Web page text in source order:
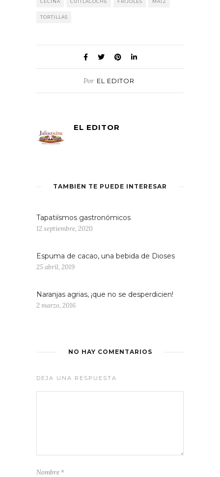
TORTILLAS
Por EL EDITOR
EL EDITOR
TAMBIÉN TE PUEDE INTERESAR
Tapatiísmos gastronómicos
12 septiembre, 2020
Espuma de cacao, una bebida de Dioses
25 abril, 2019
Naranjas agrias, ¡que no se desperdicien!
2 marzo, 2016
NO HAY COMENTARIOS
DEJA UNA RESPUESTA
Nombre *